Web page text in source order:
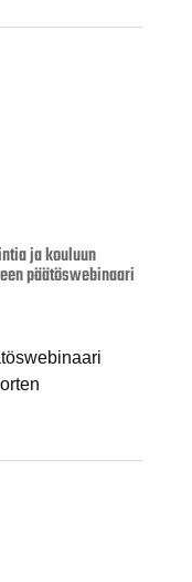
ja kouluun
päätöswebinaari